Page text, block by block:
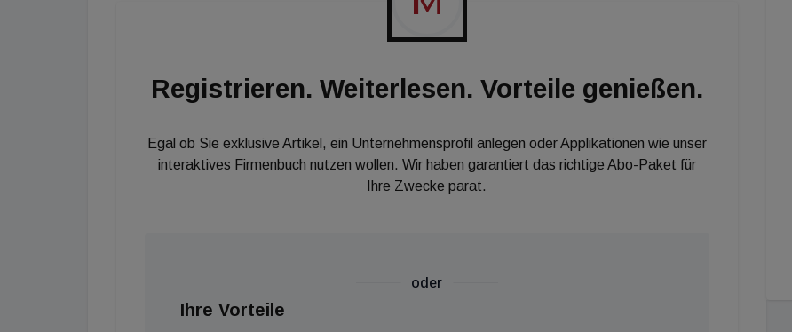
Registrieren. Weiterlesen. Vorteile genießen.
Egal ob Sie exklusive Artikel, ein Unternehmensprofil anlegen oder Applikationen wie unser
interaktives Firmenbuch nutzen wollen. Wir haben garantiert das richtige Abo-Paket für
Ihre Zwecke parat.
oder
Ihre Vorteile